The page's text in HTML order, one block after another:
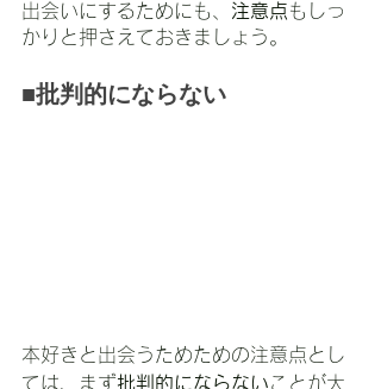
出会いにするためにも、 注意点もしっ
かりと押さえておきましょう。
■批判的にならない
本好きと出会うためための注意点とし
ては、まず批判的にならないことが大